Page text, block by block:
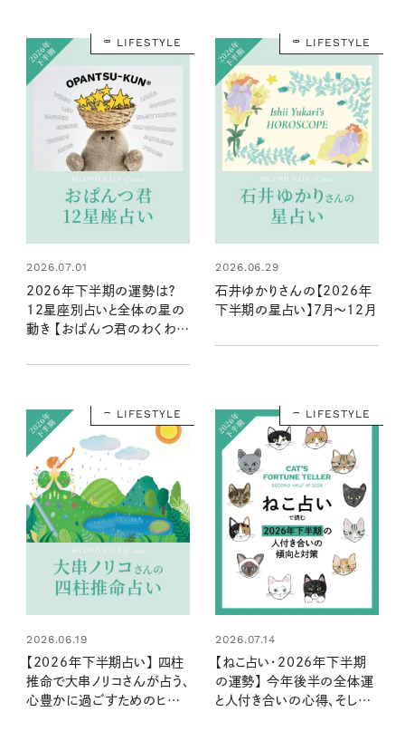
LIFESTYLE
2026.07.01
2026年下半期の運勢は？
12星座別占いと全体の星の
動き 【おぱんつ君のわくわく
LIFESTYLE
2026.06.29
石井ゆかりさんの【2026年
下半期の星占い】7月～12月
LIFESTYLE
2026.06.19
【2026年下半期占い】 四柱
推命で大串ノリコさんが占う、
心豊かに過ごすためのヒント
LIFESTYLE
2026.07.14
【ねこ占い・2026年下半期
の運勢】 今年後半の全体運
と人付き合いの心得、そして